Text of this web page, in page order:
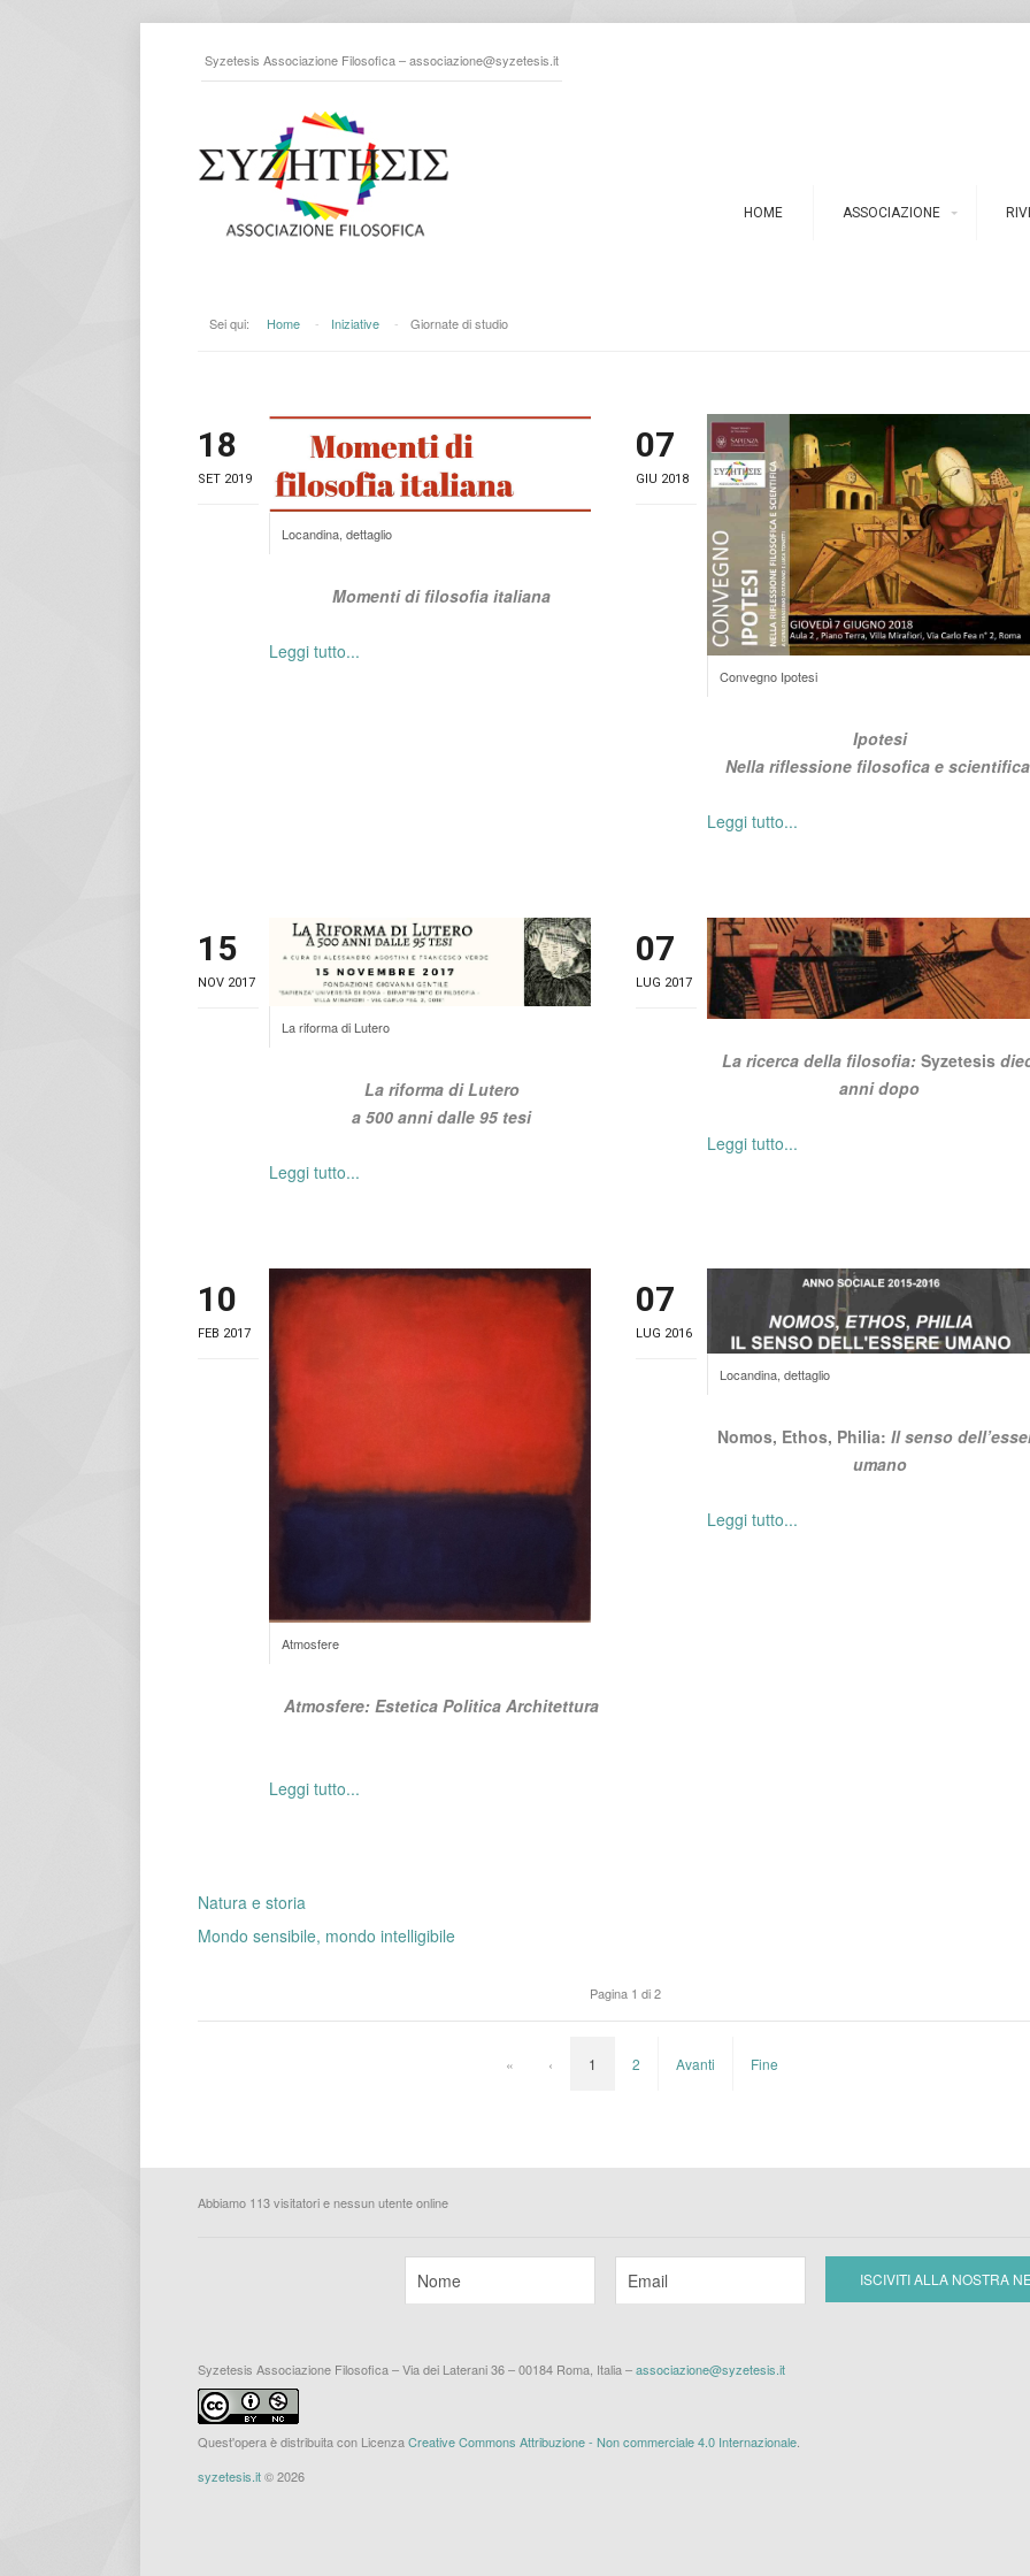
Syzetesis Associazione Filosofica –associazione@syzetesis.it
HOME ASSOCIAZIONE
Sei qui: Home - Iniziative - Giornate di studio
18
SET 2019
Locandina, dettaglio
Momenti di filosofia italiana
Leggi tutto...
07
GIU 2018
Convegno Ipotesi
Ipotesi
Nella riflessione filosofica e
Leggi tutto...
15
NOV 2017
La riforma di Lutero
La riforma di Lutero
a 500 anni dalle 95 tesi
Leggi tutto...
07
LUG 2017
La ricerca della filosofia: Syzetesis
anni dopo
Leggi tutto...
10
FEB 2017
Atmosfere
Atmosfere: Estetica Politica Architettura
Leggi tutto...
07
LUG 2016
Locandina, dettaglio
Nomos, Ethos, Philia: Il senso
umano
Leggi tutto...
Natura e storia
Mondo sensibile, mondo intelligibile
Pagina 1 di 2
« ‹ 1 2 Avanti Fine
Abbiamo 113 visitatori e nessun utente online
Syzetesis Associazione Filosofica – Via dei Laterani 36 – 00184 Roma, Italia –associazione@syzetesis.it
Quest'opera è distribuita con LicenzaCreative Commons Attribuzione - Non commerciale 4.0 Internazionale
syzetesis.it© 2026